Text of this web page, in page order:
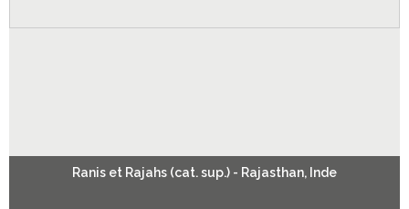
Ranis et Rajahs (cat. sup.) - Rajasthan, Inde